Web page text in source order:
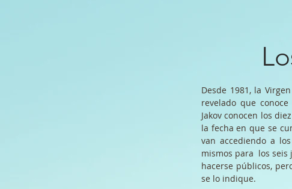
Desde 1981, la
revelado que
Jakov conocen los
la fecha en que se
van accediendo a
mismos para los seis
hacerse públicos,
se lo indique.